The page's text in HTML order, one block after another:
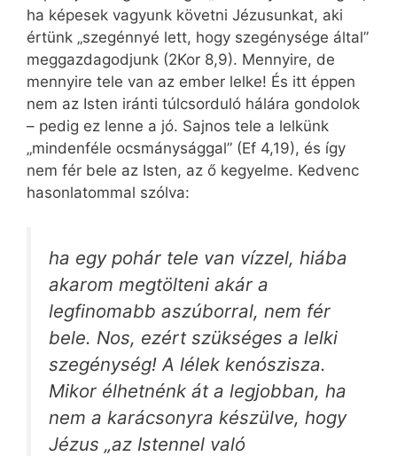
ha képesek vagyunk követni Jézusunkat, aki
értünk „szegénnyé lett, hogy szegénysége által”
meggazdagodjunk (2Kor 8,9). Mennyire, de
mennyire tele van az ember lelke! És itt éppen
nem az Isten iránti túlcsorduló hálára gondolok
– pedig ez lenne a jó. Sajnos tele a lelkünk
„mindenféle ocsmánysággal” (Ef 4,19), és így
nem fér bele az Isten, az ő kegyelme. Kedvenc
hasonlatommal szólva:
ha egy pohár tele van vízzel, hiába
akarom megtölteni akár a
legfinomabb aszúborral, nem fér
bele. Nos, ezért szükséges a lelki
szegénység! A lélek kenószisza.
Mikor élhetnénk át a legjobban, ha
nem a karácsonyra készülve, hogy
Jézus „az Istennel való